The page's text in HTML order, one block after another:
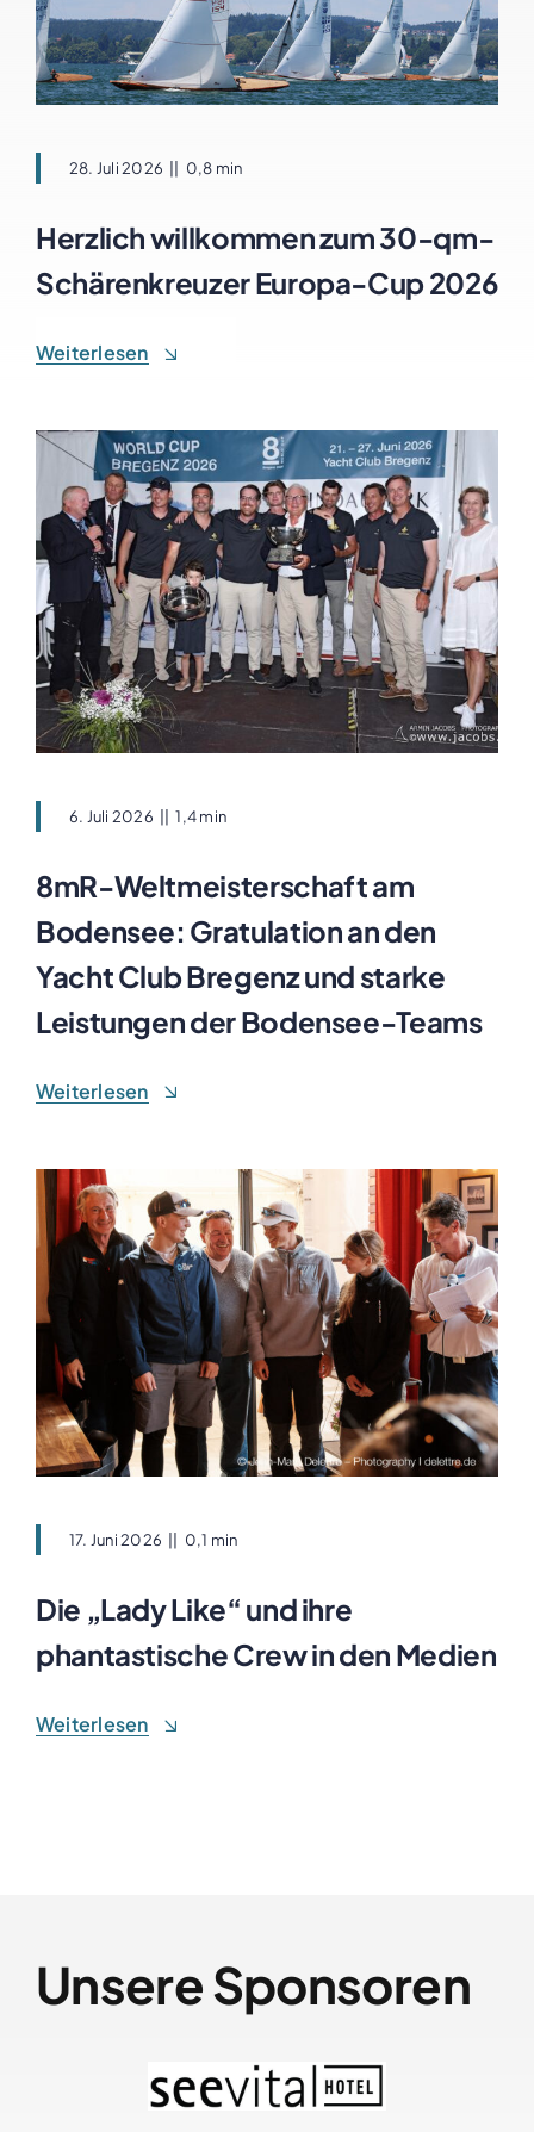
28. Juli 2026 0,8 min
Herzlich willkommen zum 30-qm-
Schärenkreuzer Europa-Cup 2026
Weiterlesen
6. Juli 2026 1,4 min
8mR-Weltmeisterschaft am
Bodensee: Gratulation an den
Yacht Club Bregenz und starke
Leistungen der Bodensee-Teams
Weiterlesen
17. Juni 2026 0,1 min
Die „Lady Like“ und ihre
phantastische Crew in den Medien
Weiterlesen
Unsere Sponsoren